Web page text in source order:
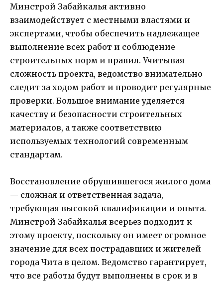
Минстрой Забайкалья активно
взаимодействует с местными властями и
экспертами, чтобы обеспечить надлежащее
выполнение всех работ и соблюдение
строительных норм и правил. Учитывая
сложность проекта, ведомство внимательно
следит за ходом работ и проводит регулярные
проверки. Большое внимание уделяется
качеству и безопасности строительных
материалов, а также соответствию
используемых технологий современным
стандартам.
Восстановление обрушившегося жилого дома
— сложная и ответственная задача,
требующая высокой квалификации и опыта.
Минстрой Забайкалья всерьез подходит к
этому проекту, поскольку он имеет огромное
значение для всех пострадавших и жителей
города Чита в целом. Ведомство гарантирует,
что все работы будут выполнены в срок и в